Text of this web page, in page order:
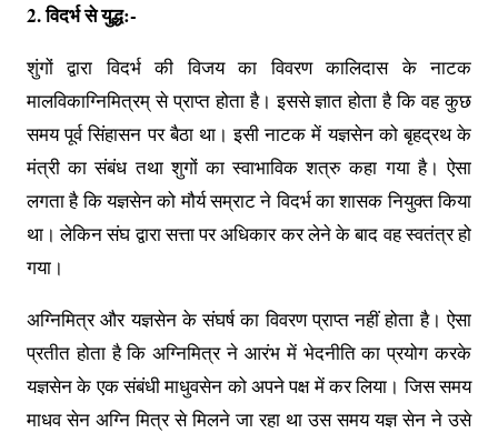
2. विदर्भ से युद्ध:-
शुंगों द्वारा विदर्भ की विजय का विवरण कालिदास के नाटक
मालविकाग्निमित्रम् से प्राप्त होता है। इससे ज्ञात होता है कि वह कुछ
समय पूर्व सिंहासन पर बैठा था। इसी नाटक में यज्ञसेन को बृहद्रथ के
मंत्री का संबंध तथा शुगों का स्वाभाविक शत्रु कहा गया है। ऐसा
लगता है कि यज्ञसेन को मौर्य सम्राट ने विदर्भ का शासक नियुक्त किया
था। लेकिन संघ द्वारा सत्ता पर अधिकार कर लेने के बाद वह स्वतंत्र हो
गया।
अग्निमित्र और यज्ञसेन के संघर्ष का विवरण प्राप्त नहीं होता है। ऐसा
प्रतीत होता है कि अग्निमित्र ने आरंभ में भेदनीति का प्रयोग करके
यज्ञसेन के एक संबंधी माधुवसेन को अपने पक्ष में कर लिया। जिस समय
माधव सेन अग्नि मित्र से मिलने जा रहा था उस समय यज्ञ सेन ने उसे